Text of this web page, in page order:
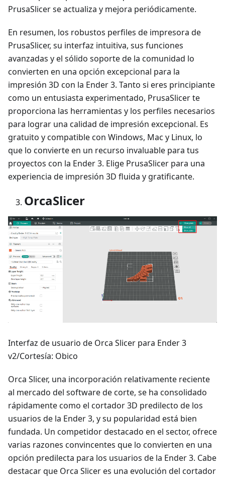
PrusaSlicer se actualiza y mejora periódicamente.
En resumen, los robustos perfiles de impresora de
PrusaSlicer, su interfaz intuitiva, sus funciones
avanzadas y el sólido soporte de la comunidad lo
convierten en una opción excepcional para la
impresión 3D con la Ender 3. Tanto si eres principiante
como un entusiasta experimentado, PrusaSlicer te
proporciona las herramientas y los perfiles necesarios
para lograr una calidad de impresión excepcional. Es
gratuito y compatible con Windows, Mac y Linux, lo
que lo convierte en un recurso invaluable para tus
proyectos con la Ender 3. Elige PrusaSlicer para una
experiencia de impresión 3D fluida y gratificante.
OrcaSlicer
Interfaz de usuario de Orca Slicer para Ender 3
v2/Cortesía: Obico
Orca Slicer, una incorporación relativamente reciente
al mercado del software de corte, se ha consolidado
rápidamente como el cortador 3D predilecto de los
usuarios de la Ender 3, y su popularidad está bien
fundada. Un competidor destacado en el sector, ofrece
varias razones convincentes que lo convierten en una
opción predilecta para los usuarios de la Ender 3. Cabe
destacar que Orca Slicer es una evolución del cortador